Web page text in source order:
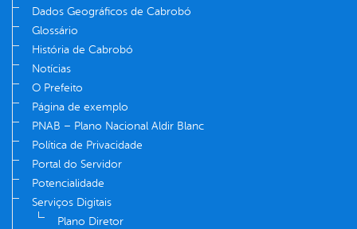
Dados Geográficos de Cabrobó
Glossário
História de Cabrobó
Notícias
O Prefeito
Página de exemplo
PNAB – Plano Nacional Aldir Blanc
Política de Privacidade
Portal do Servidor
Potencialidade
Serviços Digitais
Plano Diretor